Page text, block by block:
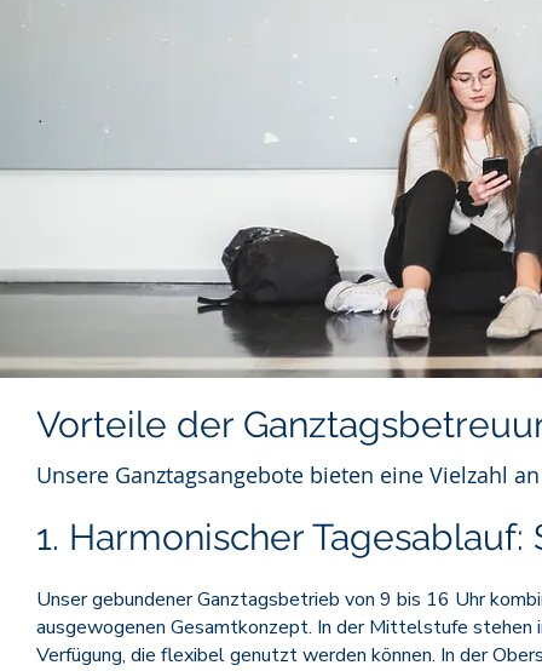
Vorteile der
Unsere Ganztagsangebote bieten eine Vielzahl
1. Harmonischer
Unser gebundener Ganztagsbetrieb von 9 bis 16 Uhr
ausgewogenen Gesamtkonzept. In der Mittelstufe stehen
Verfügung, die flexibel genutzt werden können. In der